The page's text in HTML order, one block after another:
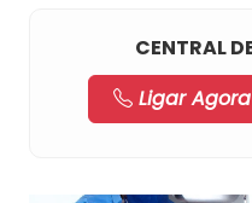
CENTRAL
Ligar Agora